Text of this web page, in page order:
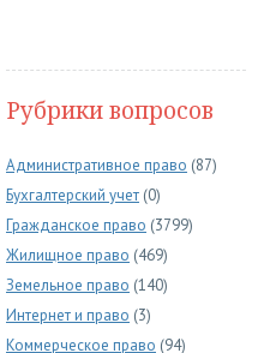
Рубрики вопросов
Административное право (87)
Бухгалтерский учет (0)
Гражданское право (3799)
Жилищное право (469)
Земельное право (140)
Интернет и право (3)
Коммерческое право (94)